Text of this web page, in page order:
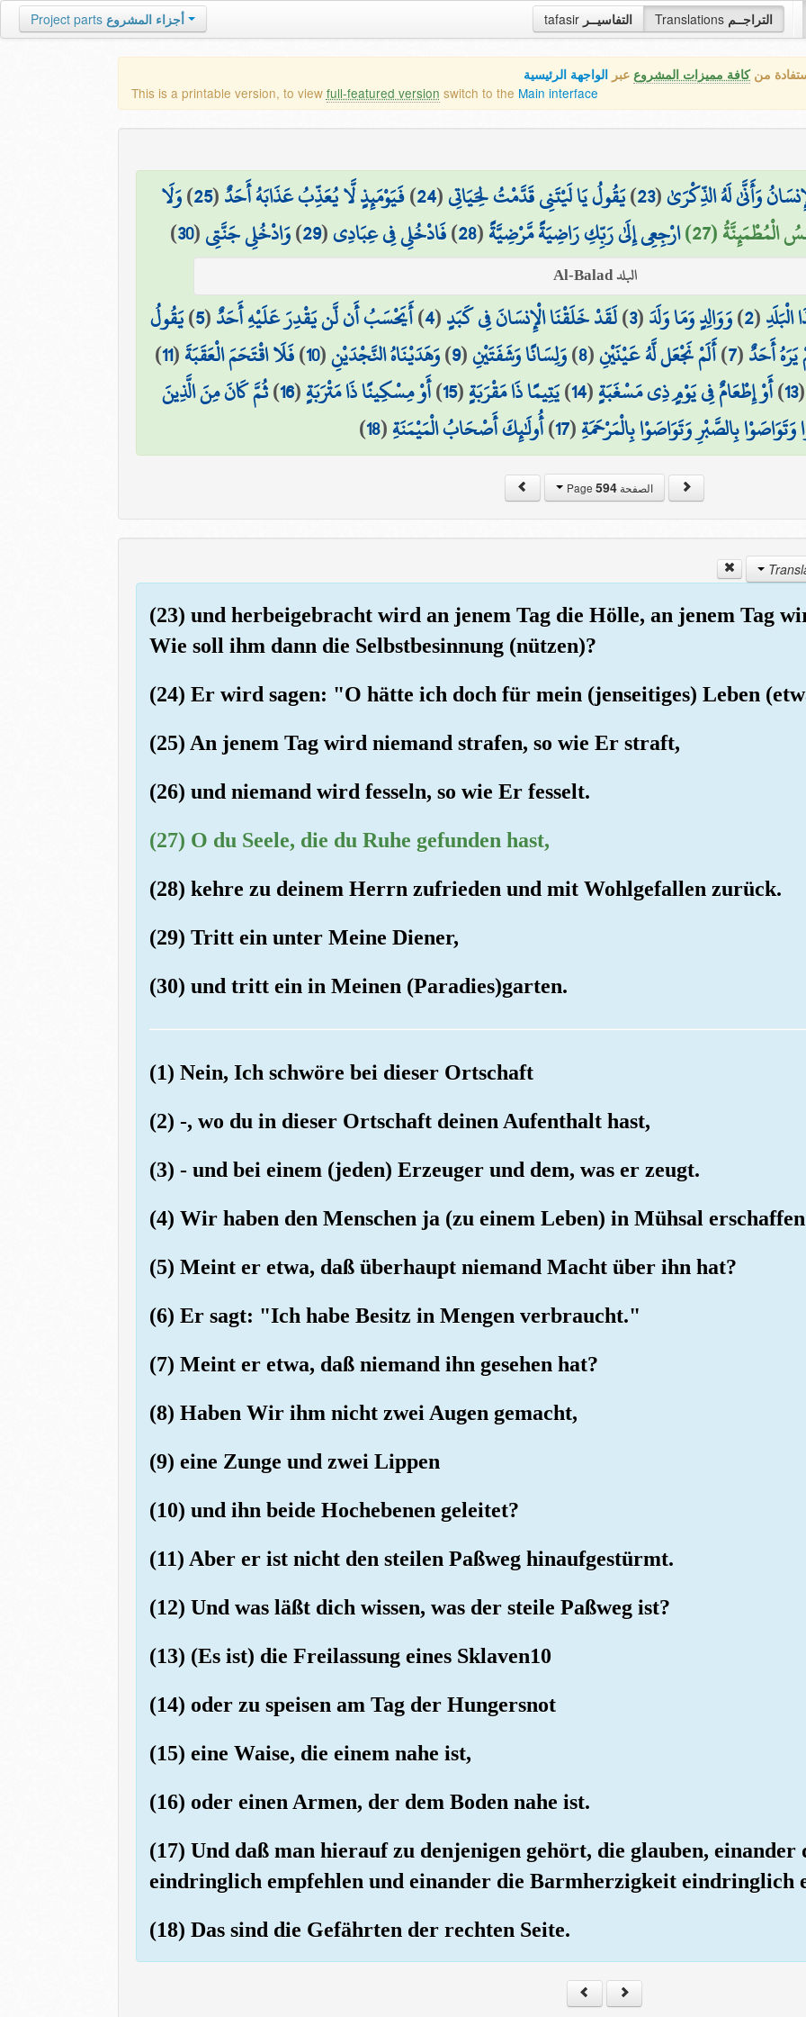
tafasir التفاسيــر Translations التراجــم Project parts أجزاء المشروع
منكافة مميزات المشروع عبر الواجهة الرئيسية
This is a printable version, to view full-featured version switch to the Main interface
وَأَنَّىٰ لَهُ الذِّكْرَىٰ(
23
)يَقُولُ يَا لَيْتَنِي قَدَّمْتُ لِحَيَاتِي(
24
)فَيَوْمَئِذٍ لَّا يُعَذِّبُ عَذَابَهُ أَحَدٌ(
25
)وَلَا
الْمُطْمَئِنَّةُ (27)
ارْجِعِي إِلَىٰ رَبِّكِ رَاضِيَةً مَّرْضِيَّةً(
28
)فَادْخُلِي فِي عِبَادِي(
29
)وَادْخُلِي جَنَّتِي(
30
)
البلد Al-Balad
(
2
)وَوَالِدٍ وَمَا وَلَدَ(
3
)لَقَدْ خَلَقْنَا الْإِنسَانَ فِي كَبَدٍ(
4
)أَيَحْسَبُ أَن لَّن يَقْدِرَ عَلَيْهِ أَحَدٌ(
5
)يَقُولُ
أَحَدٌ(
7
)أَلَمْ نَجْعَل لَّهُ عَيْنَيْنِ(
8
)وَلِسَانًا وَشَفَتَيْنِ(
9
)وَهَدَيْنَاهُ النَّجْدَيْنِ(
10
)فَلَا اقْتَحَمَ الْعَقَبَةَ(
11
)
13
)أَوْ إِطْعَامٌ فِي يَوْمٍ ذِي مَسْغَبَةٍ(
14
)يَتِيمًا ذَا مَقْرَبَةٍ(
15
)أَوْ مِسْكِينًا ذَا مَتْرَبَةٍ(
16
)ثُمَّ كَانَ مِنَ الَّذِينَ
وَتَوَاصَوْا بِالصَّبْرِ وَتَوَاصَوْا بِالْمَرْحَمَةِ(
17
)أُولَٰئِكَ أَصْحَابُ الْمَيْمَنَةِ(
18
)
الصفحة Page594
(23) und herbeigebracht wird an jenem Tag die Hölle, an jenem Tag
Wie soll ihm dann die Selbstbesinnung (nützen)?
(24) Er wird sagen: "O hätte ich doch für mein (jenseitiges) Leben
(25) An jenem Tag wird niemand strafen, so wie Er straft,
(26) und niemand wird fesseln, so wie Er fesselt.
(27) O du Seele, die du Ruhe gefunden hast,
(28) kehre zu deinem Herrn zufrieden und mit Wohlgefallen zurück.
(29) Tritt ein unter Meine Diener,
(30) und tritt ein in Meinen (Paradies)garten.
(1) Nein, Ich schwöre bei dieser Ortschaft
(2) -, wo du in dieser Ortschaft deinen Aufenthalt hast,
(3) - und bei einem (jeden) Erzeuger und dem, was er zeugt.
(4) Wir haben den Menschen ja (zu einem Leben) in Mühsal
(5) Meint er etwa, daß überhaupt niemand Macht über ihn hat?
(6) Er sagt: "Ich habe Besitz in Mengen verbraucht."
(7) Meint er etwa, daß niemand ihn gesehen hat?
(8) Haben Wir ihm nicht zwei Augen gemacht,
(9) eine Zunge und zwei Lippen
(10) und ihn beide Hochebenen geleitet?
(11) Aber er ist nicht den steilen Paßweg hinaufgestürmt.
(12) Und was läßt dich wissen, was der steile Paßweg ist?
(13) (Es ist) die Freilassung eines Sklaven10
(14) oder zu speisen am Tag der Hungersnot
(15) eine Waise, die einem nahe ist,
(16) oder einen Armen, der dem Boden nahe ist.
(17) Und daß man hierauf zu denjenigen gehört, die glauben,
eindringlich empfehlen und einander die Barmherzigkeit eindringlich
(18) Das sind die Gefährten der rechten Seite.